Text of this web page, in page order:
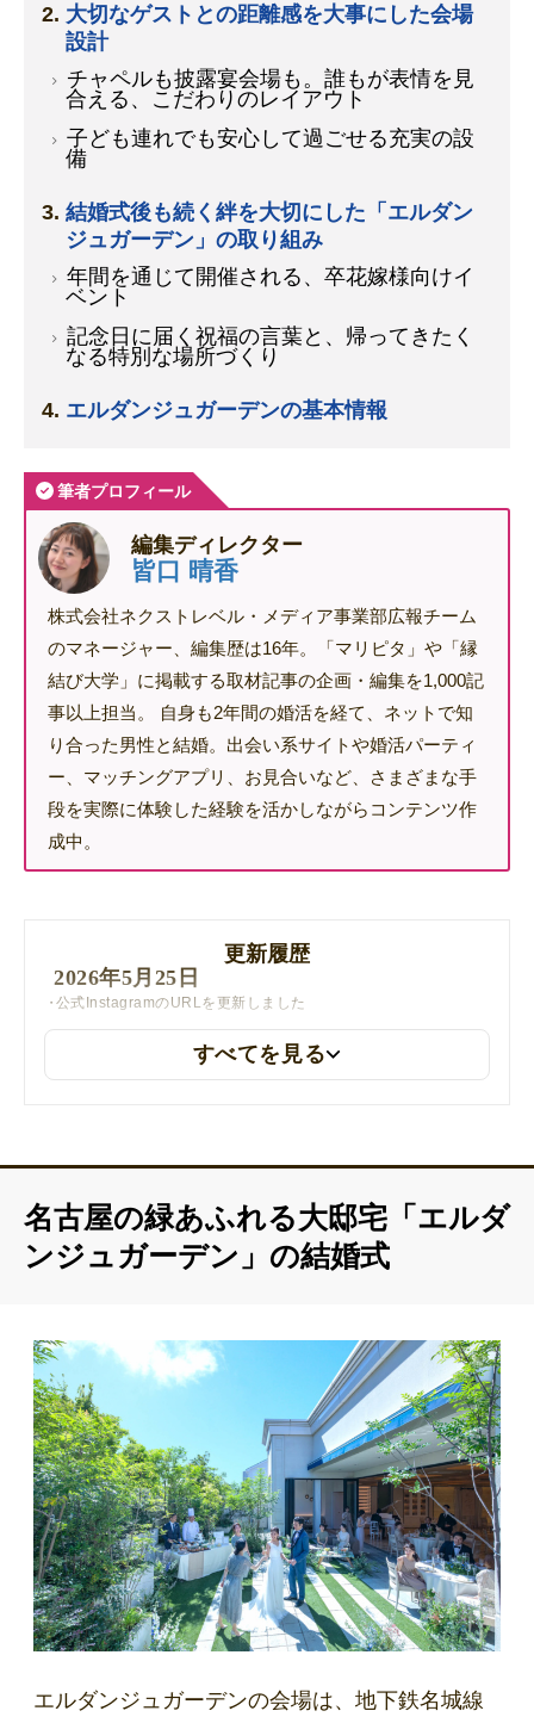
大切なゲストとの距離感を大事にした会場
設計
チャペルも披露宴会場も。誰もが表情を見
合える、こだわりのレイアウト
子ども連れでも安心して過ごせる充実の設
備
結婚式後も続く絆を大切にした「エルダン
ジュガーデン」の取り組み
年間を通じて開催される、卒花嫁様向けイ
ベント
記念日に届く祝福の言葉と、帰ってきたく
なる特別な場所づくり
エルダンジュガーデンの基本情報
筆者プロフィール
編集ディレクター
皆口 晴香
株式会社ネクストレベル・メディア事業部広報チーム
のマネージャー、編集歴は16年。「マリピタ」や「縁
結び大学」に掲載する取材記事の企画・編集を1,000記
事以上担当。 自身も2年間の婚活を経て、ネットで知
り合った男性と結婚。出会い系サイトや婚活パーティ
ー、マッチングアプリ、お見合いなど、さまざまな手
段を実際に体験した経験を活かしながらコンテンツ作
成中。
更新履歴
2026年5月25日
公式InstagramのURLを更新しました
すべてを見る
名古屋の緑あふれる大邸宅「エルダ
ンジュガーデン」の結婚式
エルダンジュガーデンの会場は、地下鉄名城線